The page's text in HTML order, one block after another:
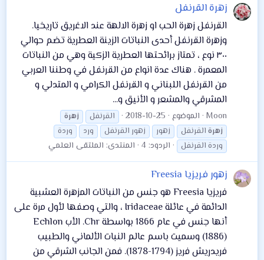
زهرة القرنفل
القرنفل زهرة الحب او زهرة الالهة عند الاغريق تاريخيا.
وزهرة القرنفل أحدى النباتات الزينة العطرية تضم حوالي
٣٠٠ نوع ، تمتاز برائحتها العطرية الزكية وهي من النباتات
المعمرة . هناك عدة انواع من القرنفل في وطننا العربي
من القرنفل اللبناني و القرنفل الكرامي و المتدلي و
المشرقي والمشعر و الأنيق و...
Moon الموضوع 2018-10-25 القرنفل
زهرة
زهرة القرنفل زهور زهور القرنفل ورد
وردة
وردة القرنفل
الردود: 4 المنتدى: الملتقى العلمي
زهور فريزيا Freesia
فريزيا Freesia هو جنس من النباتات المزهرة العشبية
الدائمة في عائلة Iridaceae ، والتي وصفها لأول مرة على
أنها جنس في عام 1866 بواسطة Chr. الأب Echlon
(1886) وسميت باسم عالم النبات الألماني والطبيب
فريدريش فريز (1794-1878). فمن الجانب الشرقي من